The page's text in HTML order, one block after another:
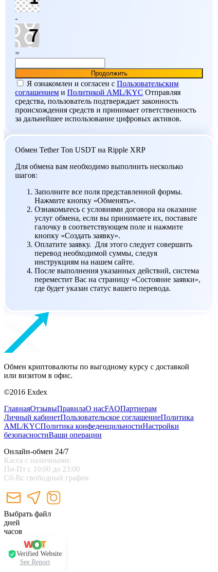
-
=
Я ознакомлен и согласен c Пользовательским
соглашением и Политикой AML/KYC Отправляя
средства, пользователь подтверждает законность
происхождения средств и принимает ответственность
за дальнейшее использование цифровых активов.
Обмен Tether Ton USDT на Ripple XRP
Для обмена вам необходимо выполнить несколько
шагов:
Заполните все поля представленной формы.
Нажмите кнопку «Обменять».
Ознакомьтесь с условиями договора на оказание
услуг обмена, если вы принимаете их, поставьте
галочку в соответствующем поле и нажмите
кнопку «Создать заявку».
Оплатите заявку. Для этого следует совершить
перевод необходимой суммы, следуя
инструкциям на нашем сайте.
После выполнения указанных действий, система
переместит Вас на страницу «Состояние заявки»,
где будет указан статус вашего перевода.
Обмен криптовалюты по выгодному курсу с доставкой
или визитом в офис.
©2016 Exdex
ГлавнаяОтзывыПравилаО насFAQПартнерам
Личный кабинетПользовательское соглашениеПолитика
AML/KYCПолитика конфеденцильностиНастройки
безопасностиВаши операции
Онлайн-обмен 24/7
Касса с наличными:
Пн-Пт с 10:00 до 23:00
Сб-Вс свободный график
Выбрать файл
дней
часов
Verified Website
See Report